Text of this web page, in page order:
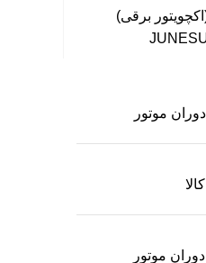
برقی)
موتور
موتور